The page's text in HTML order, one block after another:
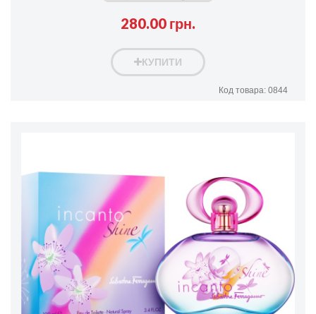
280.00 грн.
КУПИТИ
Код товара: 0844